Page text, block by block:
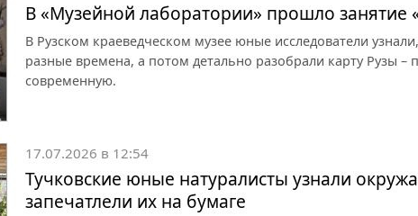
В «Музейной лаборатории» прошло занятие
В Рузском краеведческом музее юные исследователи
разные времена, а потом детально разобрали карту Рузы –
современную.
17.07.2026 в 12:54
Тучковские юные натуралисты узнали
запечатлели их на бумаге